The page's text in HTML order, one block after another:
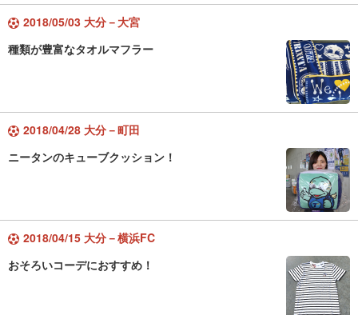
2018/05/03 大分－大宮
種類が豊富なタオルマフラー
2018/04/28 大分－町田
ニータンのキューブクッション！
2018/04/15 大分－横浜FC
おそろいコーデにおすすめ！